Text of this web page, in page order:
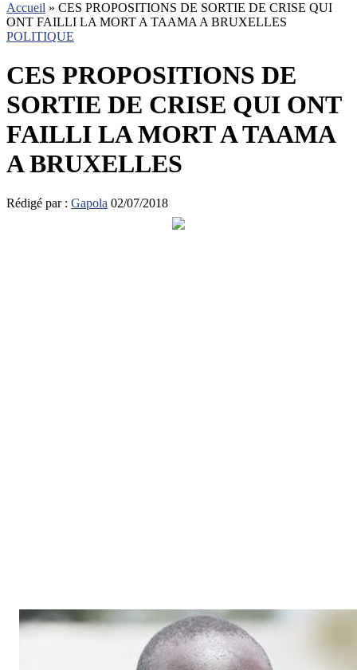
Accueil » CES PROPOSITIONS DE SORTIE DE CRISE QUI
ONT FAILLI LA MORT A TAAMA A BRUXELLES
POLITIQUE
CES PROPOSITIONS DE
SORTIE DE CRISE QUI ONT
FAILLI LA MORT A TAAMA
A BRUXELLES
Rédigé par : Gapola 02/07/2018